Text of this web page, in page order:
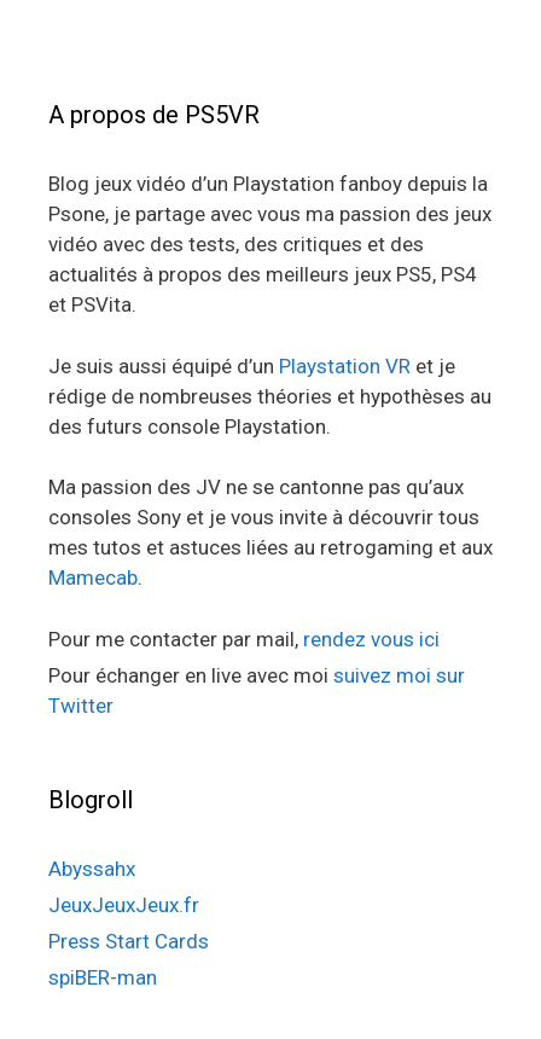
A propos de PS5VR
Blog jeux vidéo d’un Playstation fanboy depuis la
Psone, je partage avec vous ma passion des jeux
vidéo avec des tests, des critiques et des
actualités à propos des meilleurs jeux PS5, PS4
et PSVita.
Je suis aussi équipé d’un Playstation VR et je
rédige de nombreuses théories et hypothèses au
des futurs console Playstation.
Ma passion des JV ne se cantonne pas qu’aux
consoles Sony et je vous invite à découvrir tous
mes tutos et astuces liées au retrogaming et aux
Mamecab.
Pour me contacter par mail, rendez vous ici
Pour échanger en live avec moi suivez moi sur
Twitter
Blogroll
Abyssahx
JeuxJeuxJeux.fr
Press Start Cards
spiBER-man